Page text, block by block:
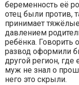
беременность её
отец были против,
принимает
давлением
ребёнка. Говорить
развод оформили
другой регион,
муж не знал о
него это скрыли.